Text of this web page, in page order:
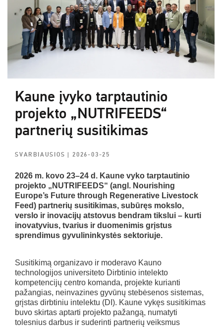
Kaune įvyko tarptautinio
projekto „NUTRIFEEDS“
partnerių susitikimas
SVARBIAUSIOS| 2026-03-25
2026 m. kovo 23–24 d. Kaune vyko tarptautinio
projekto „NUTRIFEEDS“ (angl. Nourishing
Europe’s Future through Regenerative Livestock
Feed) partnerių susitikimas, subūręs mokslo,
verslo ir inovacijų atstovus bendram tikslui – kurti
inovatyvius, tvarius ir duomenimis grįstus
sprendimus gyvulininkystės sektoriuje.
Susitikimą organizavo ir moderavo Kauno
technologijos universiteto Dirbtinio intelekto
kompetencijų centro komanda, projekte kurianti
pažangias, neinvazines gyvūnų stebėsenos sistemas,
grįstas dirbtiniu intelektu (DI). Kaune vykęs susitikimas
buvo skirtas aptarti projekto pažangą, numatyti
tolesnius darbus ir suderinti partnerių veiksmus